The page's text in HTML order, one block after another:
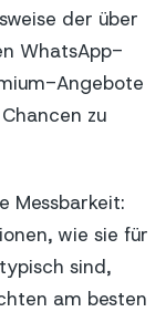
der über
WhatsApp-
Angebote
zu
Messbarkeit:
wie sie für
sind,
am besten